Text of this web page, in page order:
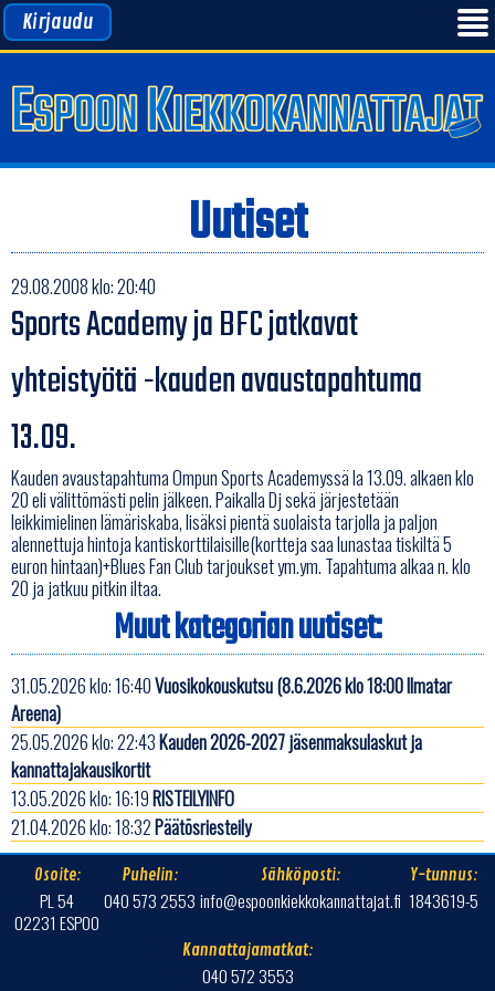
Kirjaudu
Uutiset
29.08.2008 klo: 20:40
Sports Academy ja BFC jatkavat
yhteistyötä -kauden avaustapahtuma
13.09.
Kauden avaustapahtuma Ompun Sports Academyssä la 13.09. alkaen klo
20 eli välittömästi pelin jälkeen. Paikalla Dj sekä järjestetään
leikkimielinen lämäriskaba, lisäksi pientä suolaista tarjolla ja paljon
alennettuja hintoja kantiskorttilaisille(kortteja saa lunastaa tiskiltä 5
euron hintaan)+Blues Fan Club tarjoukset ym.ym. Tapahtuma alkaa n. klo
20 ja jatkuu pitkin iltaa.
Muut kategorian uutiset:
31.05.2026 klo: 16:40Vuosikokouskutsu (8.6.2026 klo 18:00 Ilmatar
Areena)
25.05.2026 klo: 22:43Kauden 2026-2027 jäsenmaksulaskut ja
kannattajakausikortit
13.05.2026 klo: 16:19RISTEILYINFO
21.04.2026 klo: 18:32Päätösriesteily
Osoite:
PL 54
02231 ESPOO
Puhelin:
040 573 2553
Sähköposti:
info@espoonkiekkokannattajat.fi
Y-tunnus:
1843619-5
Kannattajamatkat:
040 572 3553